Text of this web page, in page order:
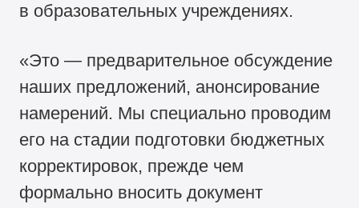
в образовательных учреждениях.
«Это — предварительное обсуждение
наших предложений, анонсирование
намерений. Мы специально проводим
его на стадии подготовки бюджетных
корректировок, прежде чем
формально вносить документ